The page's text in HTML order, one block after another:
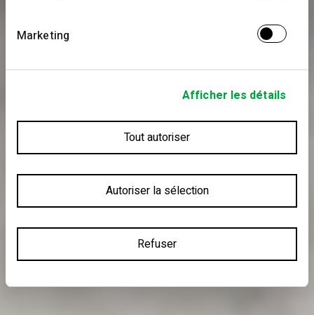
Marketing
Afficher les détails
Tout autoriser
Autoriser la sélection
Refuser